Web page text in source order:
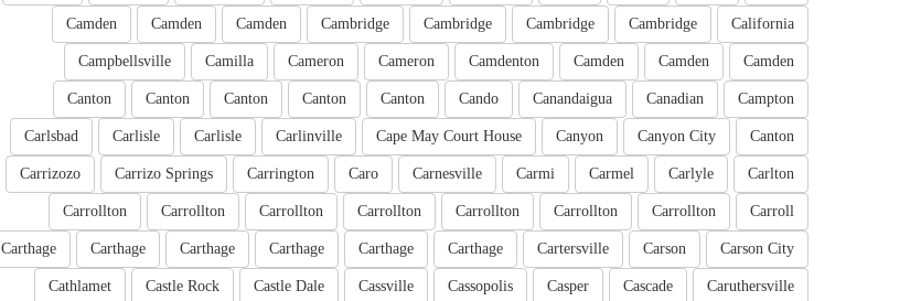
California
Cambridge
Cambridge
Cambridge
Cambridge
Camden
Camden
Camden
Camden
Camden
Camden
Camdenton
Cameron
Cameron
Camilla
Campbellsville
Campton
Canadian
Canandaigua
Cando
Canton
Canton
Canton
Canton
Canton
Canton
Canyon City
Canyon
Cape May Court House
Carlinville
Carlisle
Carlisle
Carlsbad
Carlton
Carlyle
Carmel
Carmi
Carnesville
Caro
Carrington
Carrizo Springs
Carrizozo
Carroll
Carrollton
Carrollton
Carrollton
Carrollton
Carrollton
Carrollton
Carrollton
Carson City
Carson
Cartersville
Carthage
Carthage
Carthage
Carthage
Carthage
Carthage
Caruthersville
Cascade
Casper
Cassopolis
Cassville
Castle Dale
Castle Rock
Cathlamet